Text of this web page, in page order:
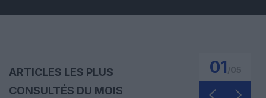
ARTICLES LES PLUS
CONSULTÉS DU MOIS
01